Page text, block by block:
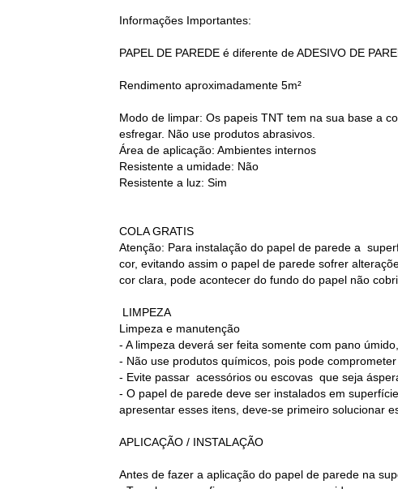
Informações Importantes:
PAPEL DE PAREDE é diferente de ADESIVO DE
Rendimento aproximadamente 5m²
Modo de limpar: Os papeis TNT tem na sua base a
esfregar. Não use produtos abrasivos.
Área de aplicação: Ambientes internos
Resistente a umidade: Não
Resistente a luz: Sim
COLA GRATIS
Atenção: Para instalação do papel de parede a
cor, evitando assim o papel de parede sofrer
cor clara, pode acontecer do fundo do papel não
LIMPEZA
Limpeza e manutenção
- A limpeza deverá ser feita somente com pano
- Não use produtos químicos, pois pode
- Evite passar acessórios ou escovas que seja
- O papel de parede deve ser instalados em
apresentar esses itens, deve-se primeiro solucionar
APLICAÇÃO / INSTALAÇÃO
Antes de fazer a aplicação do papel de parede na